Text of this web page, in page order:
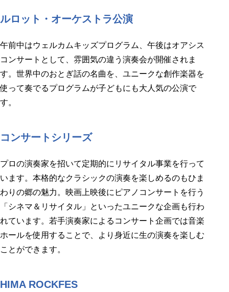
ルロット・オーケストラ公演
午前中はウェルカムキッズプログラム、午後はオアシス
コンサートとして、雰囲気の違う演奏会が開催されま
す。世界中のおとぎ話の名曲を、ユニークな創作楽器を
使って奏でるプログラムが子どもにも大人気の公演で
す。
コンサートシリーズ
プロの演奏家を招いて定期的にリサイタル事業を行って
います。本格的なクラシックの演奏を楽しめるのもひま
わりの郷の魅力。映画上映後にピアノコンサートを行う
「シネマ＆リサイタル」といったユニークな企画も行わ
れています。若手演奏家によるコンサート企画では音楽
ホールを使用することで、より身近に生の演奏を楽しむ
ことができます。
HIMA ROCKFES